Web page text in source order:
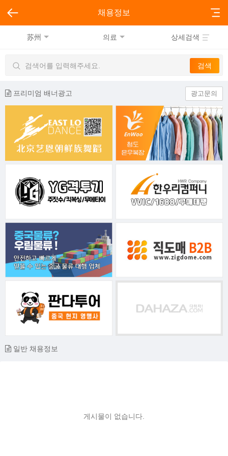
채용정보
苏州 의료 상세검색
프리미엄 배너광고 광고문의
일반 채용정보
게시물이 없습니다.